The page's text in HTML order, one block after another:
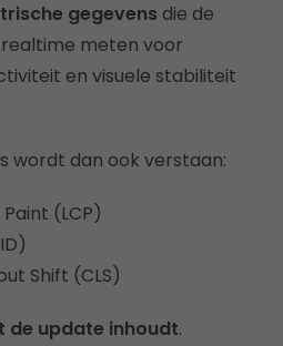
gegevens die de
meten voor
en visuele stabiliteit
wordt dan ook verstaan:
(LCP)
Shift (CLS)
de update inhoudt.